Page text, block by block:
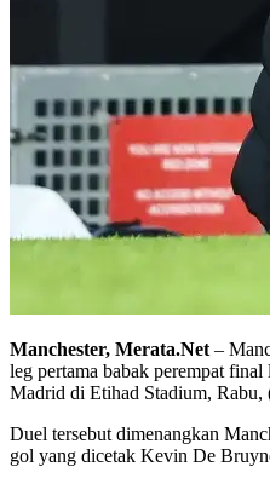
Manchester, Merata.Net –
leg pertama babak perempat
Madrid di Etihad Stadium, Rabu,
Duel tersebut dimenangkan
gol yang dicetak Kevin De